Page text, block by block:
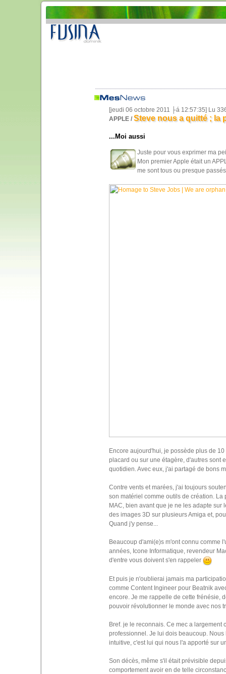
[jeudi 06 octobre 2011 ├á 12:57:35] Lu
APPLE / Steve nous a quitté ; la
...Moi aussi
Juste pour vous exprimer ma
Mon premier Apple était un
me sont tous ou presque
Encore aujourd'hui, je possède plus de
placard ou sur une étagère, d'autres sont
quotidien. Avec eux, j'ai partagé de bons
Contre vents et marées, j'ai toujours
son matériel comme outils de création.
MAC, bien avant que je ne les adapte
des images 3D sur plusieurs Amiga et,
Quand j'y pense...
Beaucoup d'ami(e)s m'ont connu comme
années, Icone Informatique, revendeur
d'entre vous doivent s'en rappeler
Et puis je n'oublierai jamais ma
comme Content Ingineer pour Beatnik
encore. Je me rappelle de cette frénésie,
pouvoir révolutionner le monde avec nos
Bref. je le reconnais. Ce mec a
professionnel. Je lui dois beaucoup.
intuitive, c'est lui qui nous l'a apporté sur
Son décès, même s'il était prévisible
comportement avoir en de telle